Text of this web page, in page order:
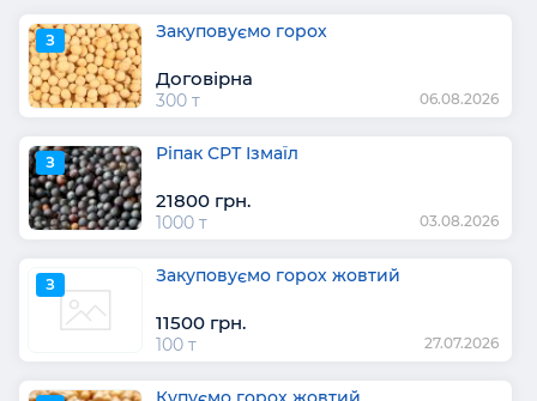
З Закуповуємо горох
Договірна
300 т 06.08.2026
З Ріпак СРТ Ізмаїл
21800 грн.
1000 т 03.08.2026
З Закуповуємо горох жовтий
11500 грн.
100 т 27.07.2026